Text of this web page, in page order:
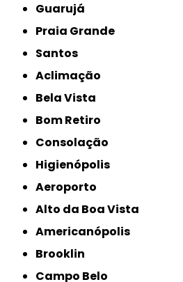
Guarujá
Praia Grande
Santos
Aclimação
Bela Vista
Bom Retiro
Consolação
Higienópolis
Aeroporto
Alto da Boa Vista
Americanópolis
Brooklin
Campo Belo